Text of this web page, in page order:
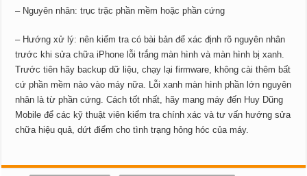
– Nguyên nhân: trục trặc phần mềm hoặc phần cứng
– Hướng xử lý: nên kiểm tra có bài bản để xác định rõ nguyên nhân
trước khi sửa chữa iPhone lỗi trắng màn hình và màn hình bị xanh.
Trước tiên hãy backup dữ liệu, chạy lại firmware, không cài thêm bất
cứ phần mềm nào vào máy nữa. Lỗi xanh màn hình phần lớn nguyên
nhân là từ phần cứng. Cách tốt nhất, hãy mang máy đến Huy Dũng
Mobile để các kỹ thuật viên kiểm tra chính xác và tư vấn hướng sửa
chữa hiệu quả, dứt điểm cho tình trạng hỏng hóc của máy.